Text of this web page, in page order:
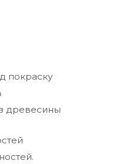
покраску
древесины